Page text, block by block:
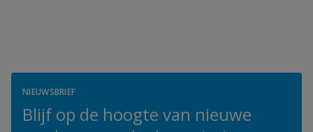
NIEUWSBRIEF
Blijf op de hoogte van nieuwe